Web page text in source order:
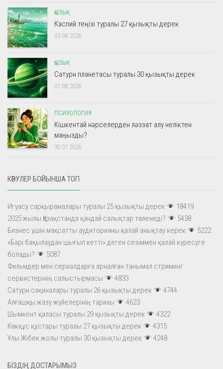
ҚЫЗЫҚ
Каспий теңізі туралы 27 қызықты дерек
03.08.2026
ҚЫЗЫҚ
Сатурн планетасы туралы 30 қызықты дерек
01.08.2026
ПСИХОЛОГИЯ
Кішкентай нәрселерден ләззат алу неліктен
маңызды?
30.07.2026
КӨРУЛЕР БОЙЫНША ТОП
Игуасу сарқырамалары туралы 25 қызықты дерек
18419
2025 жылы Қазақстанда қандай салықтар төленеді?
5438
Бизнес үшін мақсатты аудиторияны қалай анықтау керек
5222
«Бәрі бақылаудан шығып кетті» деген сезіммен қалай күресуге
болады?
5087
Фильмдер мен сериалдарға арналған танымал стриминг
сервистерінің салыстырмасы
4833
Сатурн сақиналары туралы 26 қызықты дерек
4744
Алғашқы жазу жүйелерінің тарихы
4623
Шымкент қаласы туралы 29 қызықты дерек
4322
Көкқұс құстары туралы 27 қызықты дерек
4315
Ұлы Жібек жолы туралы 30 қызықты дерек
4248
БІЗДІҢ ДОСТАРЫМЫЗ